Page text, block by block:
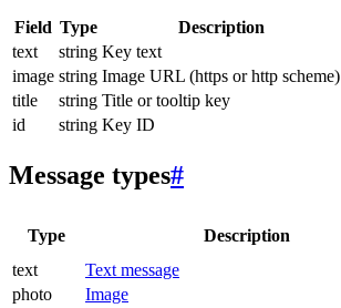
Field Type Description
text
string Key text
image string Image URL (https or http scheme)
title
string Title or tooltip key
id
string Key ID
Message types#
Type Description
text
Text message
photo
Image